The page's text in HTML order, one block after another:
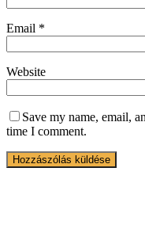
Email *
Website
Save my name, email,
time I comment.